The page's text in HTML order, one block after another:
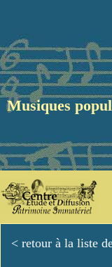
Musiques
< retour à la liste